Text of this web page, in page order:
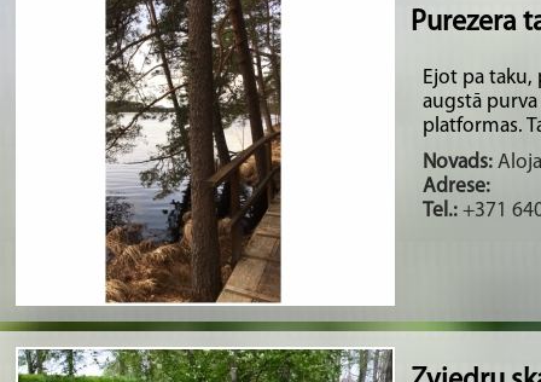
Purezera
Ejot pa taku,
augstā purva
platformas.
Novads:
Adrese:
Tel.: +371